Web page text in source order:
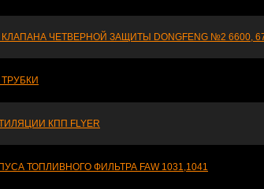
ЧЕТВЕРНОЙ ЗАЩИТЫ DONGFENG №2 6600,
КПП FLYER
ТОПЛИВНОГО ФИЛЬТРА FAW 1031,1041